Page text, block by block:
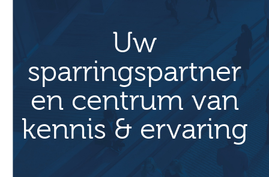
Uw
sparringspartner
en centrum van
kennis & ervaring